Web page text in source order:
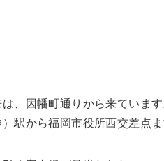
、因幡町通りから来ていま
駅から福岡市役所西交差点